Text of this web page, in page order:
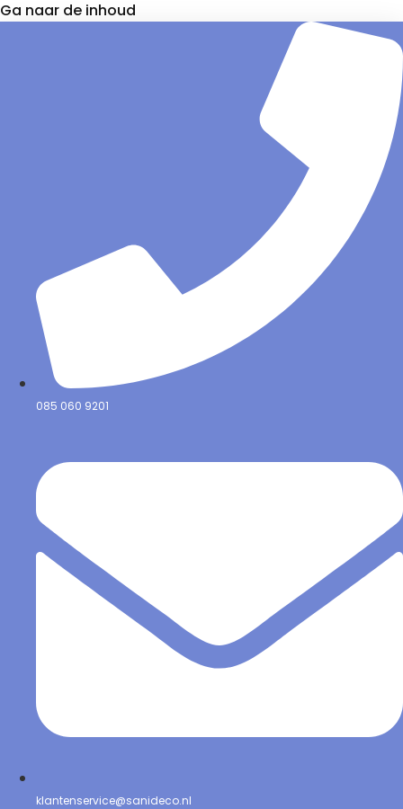
Ga naar de inhoud
085 060 9201
klantenservice@sanideco.nl